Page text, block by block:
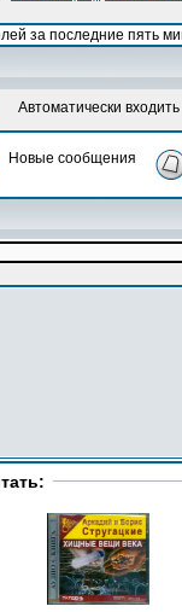
за последние пять
Автоматически
Новые сообщения